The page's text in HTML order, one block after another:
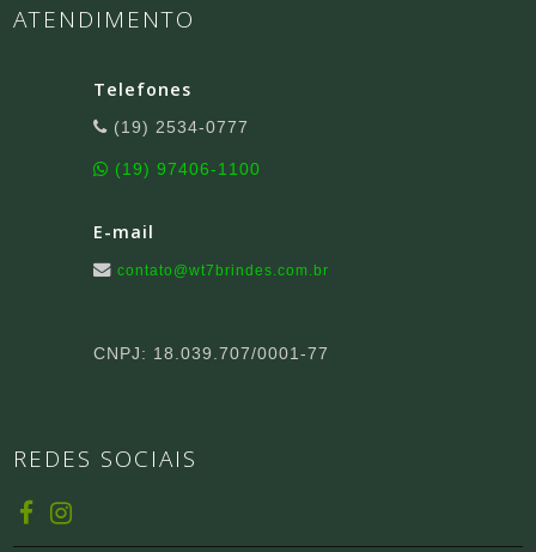
ATENDIMENTO
Telefones
(19) 2534-0777
(19) 97406-1100
E-mail
contato@wt7brindes.com.br
CNPJ: 18.039.707/0001-77
REDES SOCIAIS